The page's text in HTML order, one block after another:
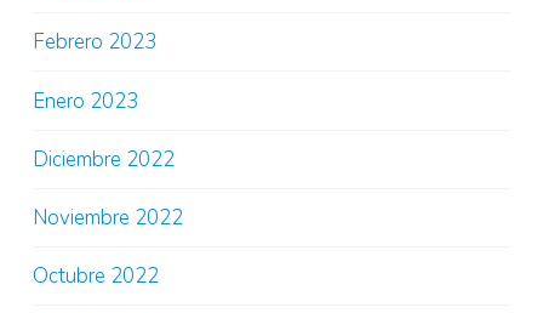
Febrero 2023
Enero 2023
Diciembre 2022
Noviembre 2022
Octubre 2022